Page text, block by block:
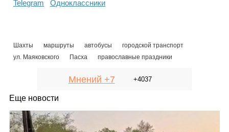
Telegram
Одноклассники
Шахты маршруты автобусы
городской транспорт
ул. Маяковского
Пасха православные праздники
Мнений +7 +4037
Еще новости